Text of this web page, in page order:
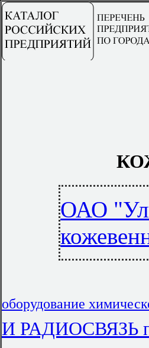
ОАО
оборудование
И РАДИОСВЯЗЬ